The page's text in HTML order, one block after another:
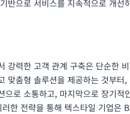
반으로 서비스를 지속적으로 개
강력한 고객 관계 구축은 단순한
맞춤형 솔루션을 제공하는 것부
으로 소통하고, 마지막으로 장기
한 전략을 통해 텍스타일 기업은